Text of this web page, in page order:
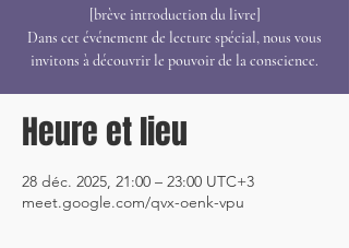
[brève introduction du livre]
Dans cet événement de lecture spécial, nous vous
invitons à découvrir le pouvoir de la conscience.
Heure et lieu
28 déc. 2025, 21:00 – 23:00 UTC+3
meet.google.com/qvx-oenk-vpu